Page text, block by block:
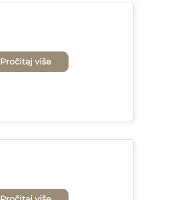
Pročitaj više